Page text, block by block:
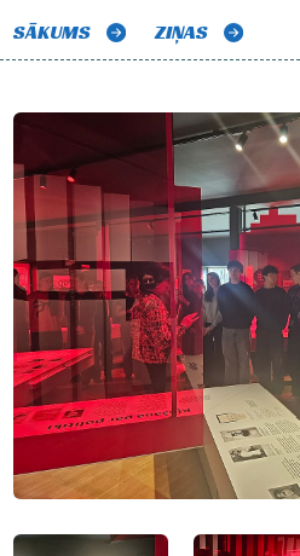
SĀKUMS ZIŅAS